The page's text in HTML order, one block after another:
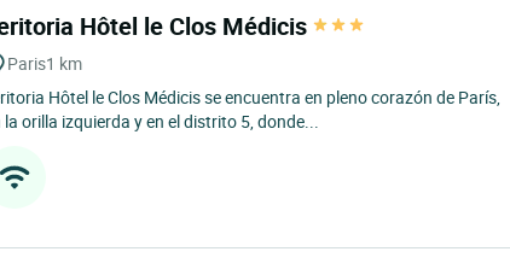
Hôtel le Clos Médicis
Paris1 km
Hôtel le Clos Médicis se encuentra en pleno corazón de París,
la orilla izquierda y en el distrito 5, donde...